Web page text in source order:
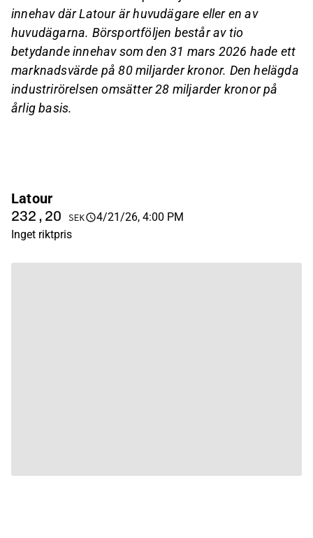
innehav där Latour är huvudägare eller en av
huvudägarna. Börsportföljen består av tio
betydande innehav som den 31 mars 2026 hade ett
marknadsvärde på 80 miljarder kronor. Den helägda
industrirörelsen omsätter 28 miljarder kronor på
årlig basis.
Latour
232,20 SEK
4/21/26, 4:00 PM
Inget riktpris